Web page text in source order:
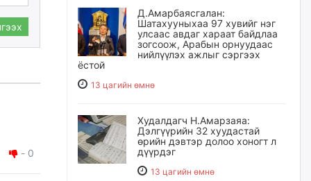
- 0
Д.Амарбаясгалан:
Шатахууныхаа 97 хувийг нэг
улсаас авдаг хараат байдлаа
зогсоож, Арабын орнуудаас
нийлүүлэх ажлыг сэргээх
ёстой
13 цагийн өмнө
Худалдагч Н.Амарзаяа:
Дэлгүүрийн 32 хуудастай
өрийн дэвтэр долоо хоногт л
дүүрдэг
13 цагийн өмнө